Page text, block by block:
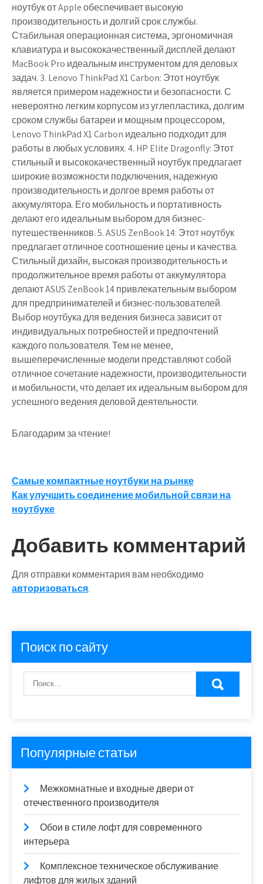
ноутбук от Apple обеспечивает высокую
производительность и долгий срок службы.
Стабильная операционная система, эргономичная
клавиатура и высококачественный дисплей делают
MacBook Pro идеальным инструментом для деловых
задач. 3. Lenovo ThinkPad X1 Carbon: Этот ноутбук
является примером надежности и безопасности. С
невероятно легким корпусом из углепластика, долгим
сроком службы батареи и мощным процессором,
Lenovo ThinkPad X1 Carbon идеально подходит для
работы в любых условиях. 4. HP Elite Dragonfly: Этот
стильный и высококачественный ноутбук предлагает
широкие возможности подключения, надежную
производительность и долгое время работы от
аккумулятора. Его мобильность и портативность
делают его идеальным выбором для бизнес-
путешественников. 5. ASUS ZenBook 14: Этот ноутбук
предлагает отличное соотношение цены и качества.
Стильный дизайн, высокая производительность и
продолжительное время работы от аккумулятора
делают ASUS ZenBook 14 привлекательным выбором
для предпринимателей и бизнес-пользователей.
Выбор ноутбука для ведения бизнеса зависит от
индивидуальных потребностей и предпочтений
каждого пользователя. Тем не менее,
вышеперечисленные модели представляют собой
отличное сочетание надежности, производительности
и мобильности, что делает их идеальным выбором для
успешного ведения деловой деятельности.
Благодарим за чтение!
Навигация
по
Самые компактные ноутбуки на рынке
Как улучшить соединение мобильной связи на
ноутбуке
Добавить комментарий
Для отправки комментария вам необходимо
авторизоваться.
Поиск по сайту
Популярные статьи
Межкомнатные и входные двери от
отечественного производителя
Обои в стиле лофт для современного
интерьера
Комплексное техническое обслуживание
лифтов для жилых зданий